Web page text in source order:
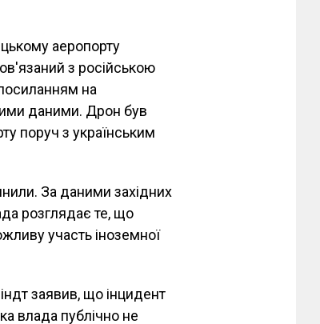
аеропорту
з російською
на
даними. Дрон був
поруч з українським
За даними західних
розглядає те, що
участь іноземної
заявив, що інцидент
влада публічно не